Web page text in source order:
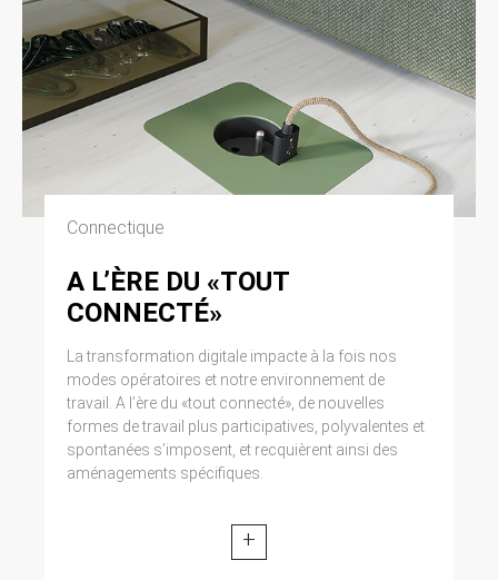
Connectique
A L’ÈRE DU «TOUT
CONNECTÉ»
La transformation digitale impacte à la fois nos
modes opératoires et notre environnement de
travail. A l’ère du «tout connecté», de nouvelles
formes de travail plus participatives, polyvalentes et
spontanées s’imposent, et recquièrent ainsi des
aménagements spécifiques.
+